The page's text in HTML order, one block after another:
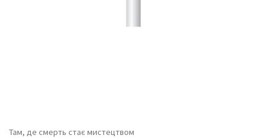
Там, де смерть стає мистецтвом